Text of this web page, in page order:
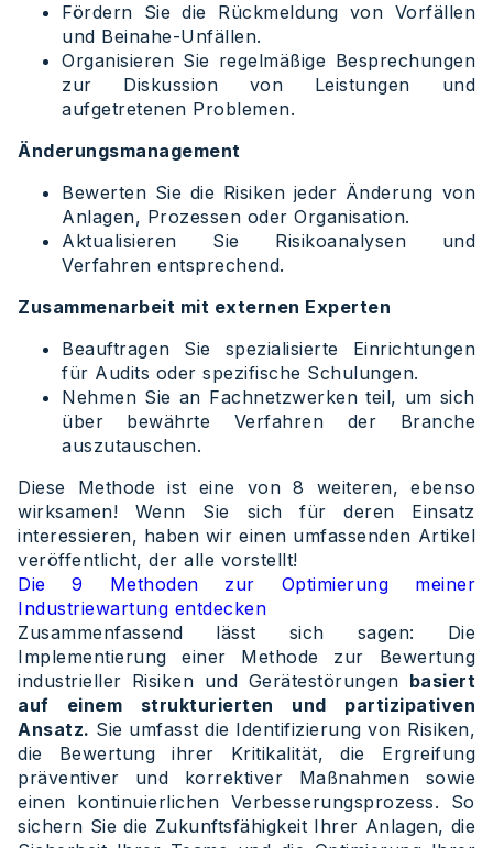
Fördern Sie die Rückmeldung von Vorfällen
und Beinahe-Unfällen.
Organisieren Sie regelmäßige Besprechungen
zur Diskussion von Leistungen und
aufgetretenen Problemen.
Änderungsmanagement
Bewerten Sie die Risiken jeder Änderung von
Anlagen, Prozessen oder Organisation.
Aktualisieren Sie Risikoanalysen und
Verfahren entsprechend.
Zusammenarbeit mit externen Experten
Beauftragen Sie spezialisierte Einrichtungen
für Audits oder spezifische Schulungen.
Nehmen Sie an Fachnetzwerken teil, um sich
über bewährte Verfahren der Branche
auszutauschen.
Diese Methode ist eine von 8 weiteren, ebenso
wirksamen! Wenn Sie sich für deren Einsatz
interessieren, haben wir einen umfassenden Artikel
veröffentlicht, der alle vorstellt!
Die 9 Methoden zur Optimierung meiner
Industriewartung entdecken
Zusammenfassend lässt sich sagen: Die
Implementierung einer Methode zur Bewertung
industrieller Risiken und Gerätestörungen basiert
auf einem strukturierten und partizipativen
Ansatz. Sie umfasst die Identifizierung von Risiken,
die Bewertung ihrer Kritikalität, die Ergreifung
präventiver und korrektiver Maßnahmen sowie
einen kontinuierlichen Verbesserungsprozess. So
sichern Sie die Zukunftsfähigkeit Ihrer Anlagen, die